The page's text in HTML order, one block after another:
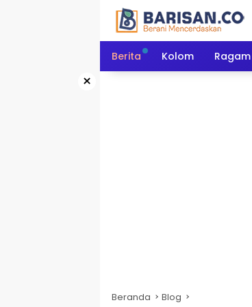
Berita Kolom Ragam
×
Beranda Blog